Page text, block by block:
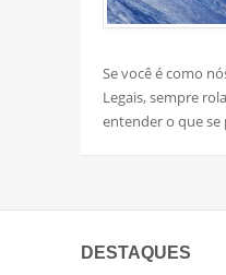
Se você é como
Legais, sempre
entender o que se
DESTAQUES